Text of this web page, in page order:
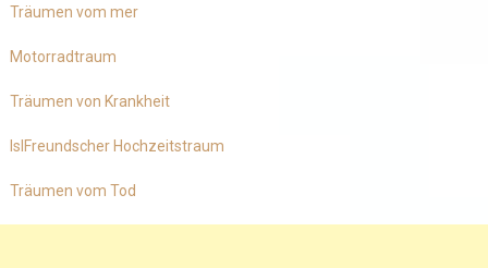
Träumen vom mer
Motorradtraum
Träumen von Krankheit
IslFreundscher Hochzeitstraum
Träumen vom Tod